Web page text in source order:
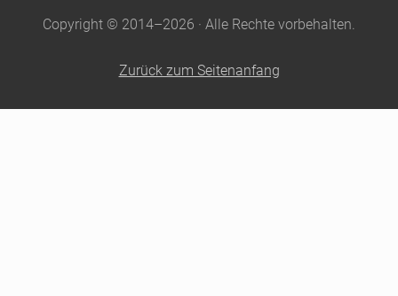
Copyright © 2014–2026 · Alle Rechte vorbehalten.
Zurück zum Seitenanfang